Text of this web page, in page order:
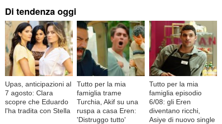
Di tendenza oggi
Upas, anticipazioni al
7 agosto: Clara
scopre che Eduardo
l'ha tradita con Stella
Tutto per la mia
famiglia trame
Turchia, Akif su una
ruspa a casa Eren:
'Distruggo tutto'
Tutto per la mia
famiglia episodio
6/08: gli Eren
diventano ricchi,
Asiye di nuovo single